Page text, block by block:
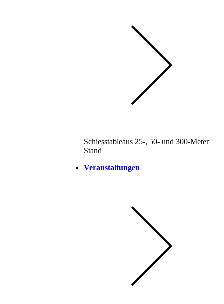
Schiesstableaus 25-, 50- und 300-Meter
Stand
Veranstaltungen